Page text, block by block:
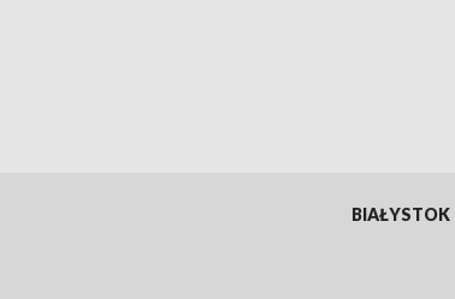
BIAŁYSTOK